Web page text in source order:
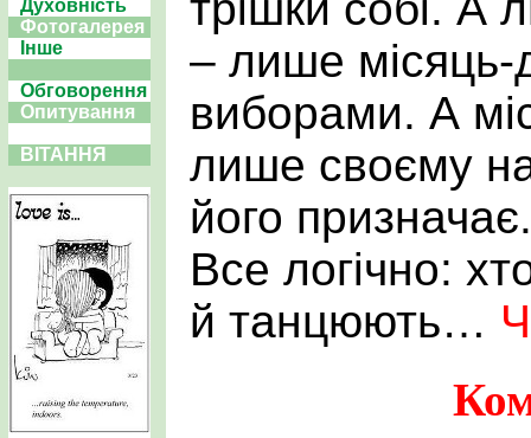
Духовність
Фотогалерея
Інше
Обговорення
Опитування
ВІТАННЯ
– лише місяць-
виборами. А
лише своєму
його призначає.
Все логічно:
й танцюють…